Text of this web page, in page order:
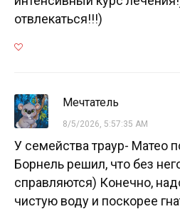
отвлекаться!!!)
Мечтатель
8/5/2026, 5:57:35 AM
У семейства траур- Матео
Борнель решил, что без
справляются) Конечно,
чистую воду и поскорее